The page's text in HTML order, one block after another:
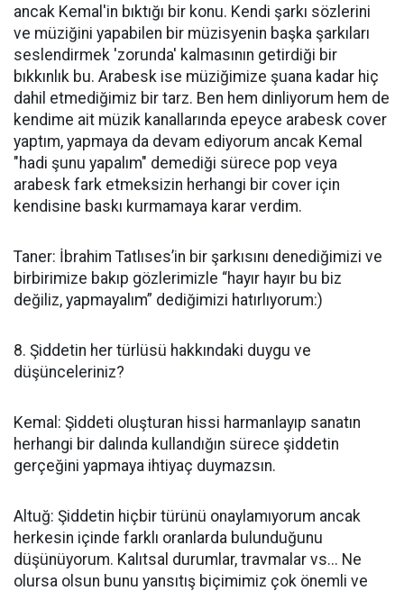
ancak Kemal'in bıktığı bir konu. Kendi şarkı sözlerini
ve müziğini yapabilen bir müzisyenin başka şarkıları
seslendirmek 'zorunda' kalmasının getirdiği bir
bıkkınlık bu. Arabesk ise müziğimize şuana kadar hiç
dahil etmediğimiz bir tarz. Ben hem dinliyorum hem de
kendime ait müzik kanallarında epeyce arabesk cover
yaptım, yapmaya da devam ediyorum ancak Kemal
"hadi şunu yapalım" demediği sürece pop veya
arabesk fark etmeksizin herhangi bir cover için
kendisine baskı kurmamaya karar verdim.
Taner: İbrahim Tatlıses’in bir şarkısını denediğimizi ve
birbirimize bakıp gözlerimizle “hayır hayır bu biz
değiliz, yapmayalım” dediğimizi hatırlıyorum:)
8. Şiddetin her türlüsü hakkındaki duygu ve
düşünceleriniz?
Kemal: Şiddeti oluşturan hissi harmanlayıp sanatın
herhangi bir dalında kullandığın sürece şiddetin
gerçeğini yapmaya ihtiyaç duymazsın.
Altuğ: Şiddetin hiçbir türünü onaylamıyorum ancak
herkesin içinde farklı oranlarda bulunduğunu
düşünüyorum. Kalıtsal durumlar, travmalar vs... Ne
olursa olsun bunu yansıtış biçimimiz çok önemli ve